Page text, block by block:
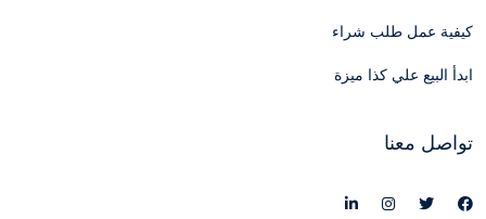
كيفية عمل طلب شراء
ابدأ البيع علي كذا ميزة
تواصل معنا